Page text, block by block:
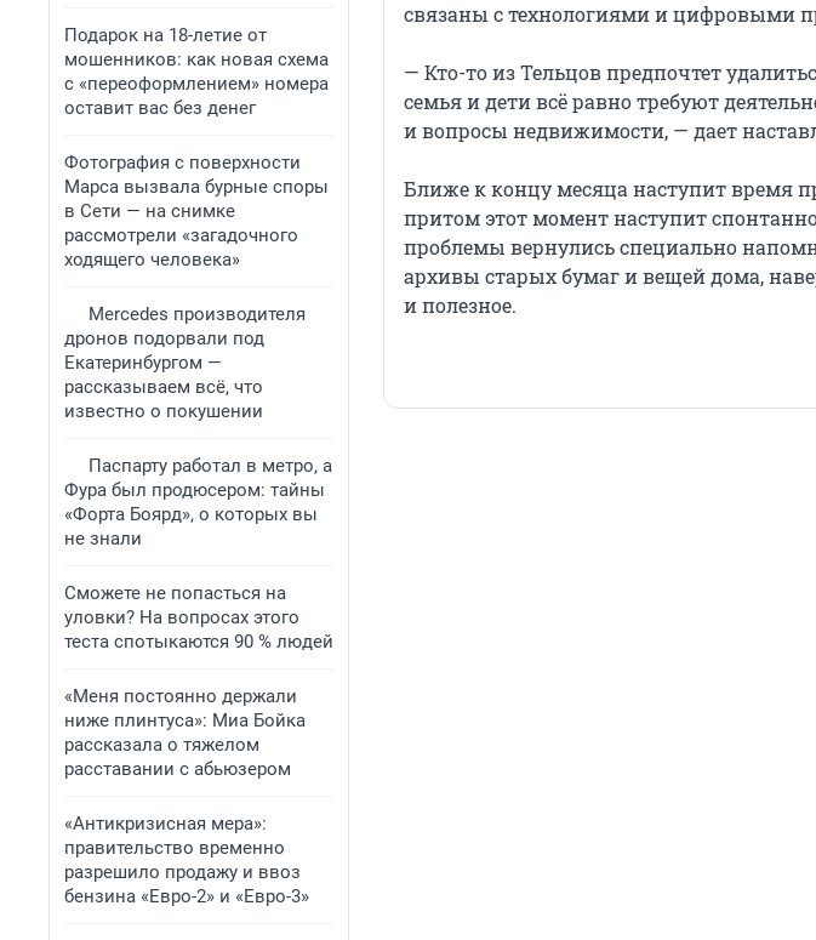
Подарок на 18-летие от
мошенников: как новая схема
с «переоформлением» номера
оставит вас без денег
Фотография с поверхности
Марса вызвала бурные споры
в Сети — на снимке
рассмотрели «загадочного
ходящего человека»
Mercedes производителя
дронов подорвали под
Екатеринбургом —
рассказываем всё, что
известно о покушении
Паспарту работал в метро, а
Фура был продюсером: тайны
«Форта Боярд», о которых вы
не знали
Сможете не попасться на
уловки? На вопросах этого
теста спотыкаются 90 % людей
«Меня постоянно держали
ниже плинтуса»: Миа Бойка
рассказала о тяжелом
расставании с абьюзером
«Антикризисная мера»:
правительство временно
разрешило продажу и ввоз
бензина «Евро-2» и «Евро-3»
связаны с технологиями и цифровыми
— Кто-то из Тельцов предпочтет
семья и дети всё равно требуют
и вопросы недвижимости, — дает
Ближе к концу месяца наступит время
притом этот момент наступит
проблемы вернулись специально
архивы старых бумаг и вещей дома,
и полезное.